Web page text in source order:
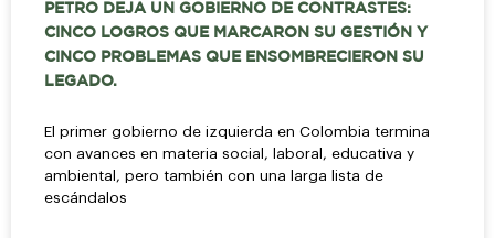
PETRO DEJA UN GOBIERNO DE CONTRASTES:
CINCO LOGROS QUE MARCARON SU GESTIÓN Y
CINCO PROBLEMAS QUE ENSOMBRECIERON SU
LEGADO.
El primer gobierno de izquierda en Colombia termina
con avances en materia social, laboral, educativa y
ambiental, pero también con una larga lista de
escándalos